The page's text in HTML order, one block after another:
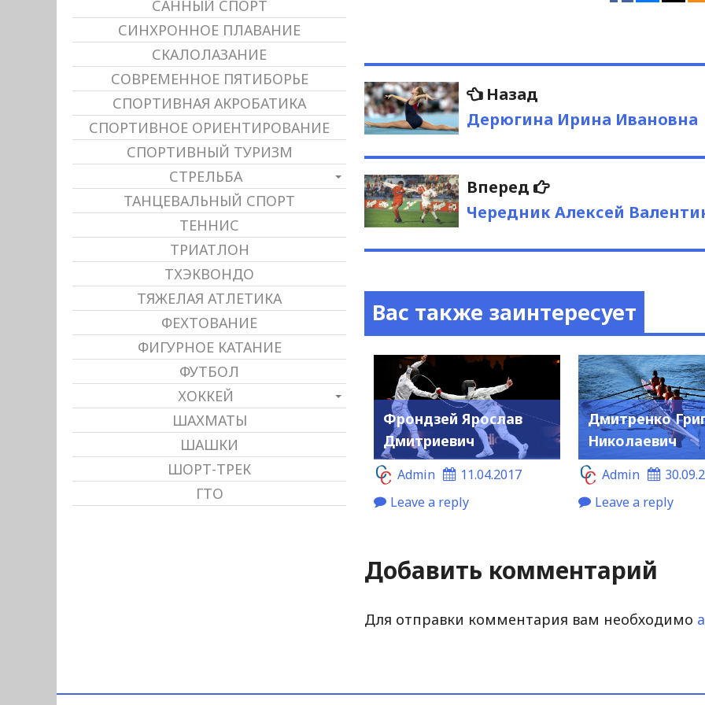
Навигация
по
записям
Назад
запись:
Дерюгина Ирина Ивановна
Вперед
Следующая
запись:
Чередник Алексей
Вас также заинтересует
Фрондзей Ярослав
Дмитриевич
Admin
11.04.2017
Leave a reply
Дмитренко
Николаевич
Admin
Leave a reply
Добавить комментарий
Для отправки комментария вам необходимо
САННЫЙ СПОРТ
СИНХРОННОЕ ПЛАВАНИЕ
СКАЛОЛАЗАНИЕ
СОВРЕМЕННОЕ ПЯТИБОРЬЕ
СПОРТИВНАЯ АКРОБАТИКА
СПОРТИВНОЕ ОРИЕНТИРОВАНИЕ
СПОРТИВНЫЙ ТУРИЗМ
СТРЕЛЬБА
ТАНЦЕВАЛЬНЫЙ СПОРТ
ТЕННИС
ТРИАТЛОН
ТХЭКВОНДО
ТЯЖЕЛАЯ АТЛЕТИКА
ФЕХТОВАНИЕ
ФИГУРНОЕ КАТАНИЕ
ФУТБОЛ
ХОККЕЙ
ШАХМАТЫ
ШАШКИ
ШОРТ-ТРЕК
ГТО